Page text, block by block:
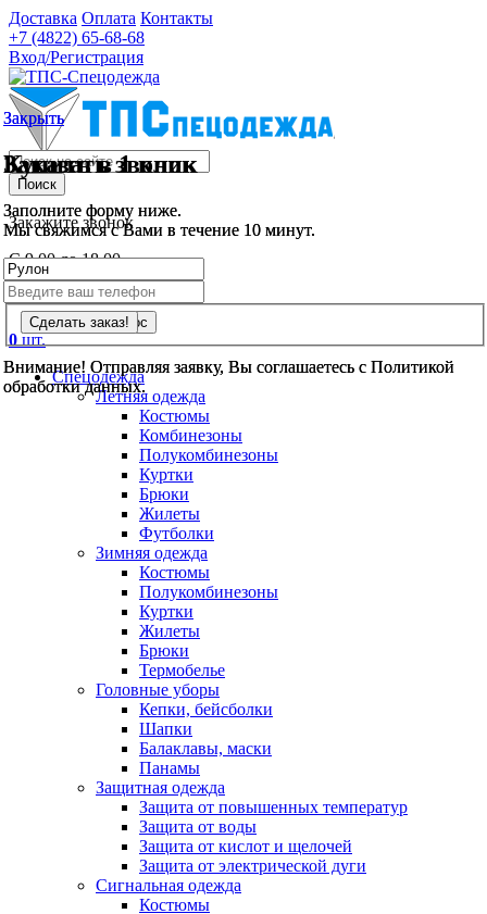
Доставка Оплата Контакты
+7 (4822) 65-68-68
Вход/Регистрация
Поиск
Закажите звонок
С 9.00 до 18.00
tverpromsnab@tpstver.ru
0 шт.
Спецодежда
Летняя одежда
Костюмы
Комбинезоны
Полукомбинезоны
Куртки
Брюки
Жилеты
Футболки
Зимняя одежда
Костюмы
Полукомбинезоны
Куртки
Жилеты
Брюки
Термобелье
Головные уборы
Кепки, бейсболки
Шапки
Балаклавы, маски
Панамы
Защитная одежда
Защита от повышенных температур
Защита от воды
Защита от кислот и щелочей
Защита от электрической дуги
Сигнальная одежда
Костюмы
Закрыть
Заказать звонок
Заполните форму ниже.
Мы свяжимся с Вами в течение 10 минут.
Внимание! Отправляя заявку, Вы соглашаетесь с Политикой
обработки данных.
Закрыть
Купить в 1 клик
Заполните форму ниже.
Мы свяжимся с Вами в течение 10 минут.
Внимание! Отправляя заявку, Вы соглашаетесь с Политикой
обработки данных.